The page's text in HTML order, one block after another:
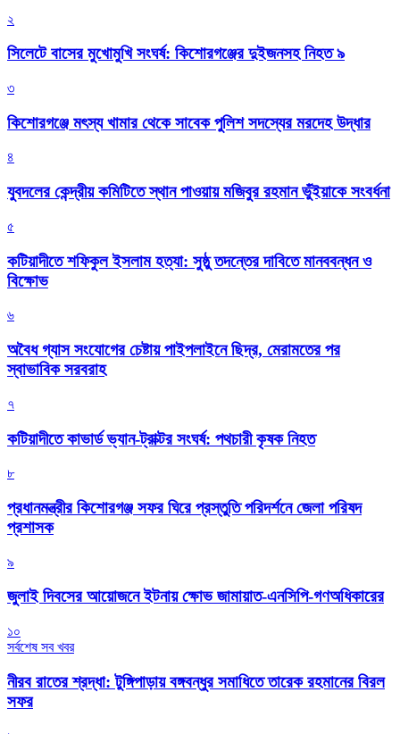
২
সিলেটে বাসের মুখোমুখি সংঘর্ষ: কিশোরগঞ্জের দুইজনসহ নিহত ৯
৩
কিশোরগঞ্জে মৎস্য খামার থেকে সাবেক পুলিশ সদস্যের মরদেহ উদ্ধার
৪
যুবদলের কেন্দ্রীয় কমিটিতে স্থান পাওয়ায় মজিবুর রহমান ভুঁইয়াকে সংবর্ধনা
৫
কটিয়াদীতে শফিকুল ইসলাম হত্যা: সুষ্ঠু তদন্তের দাবিতে মানববন্ধন ও
বিক্ষোভ
৬
অবৈধ গ্যাস সংযোগের চেষ্টায় পাইপলাইনে ছিদ্র, মেরামতের পর
স্বাভাবিক সরবরাহ
৭
কটিয়াদীতে কাভার্ড ভ্যান-ট্রাক্টর সংঘর্ষ: পথচারী কৃষক নিহত
৮
প্রধানমন্ত্রীর কিশোরগঞ্জ সফর ঘিরে প্রস্তুতি পরিদর্শনে জেলা পরিষদ
প্রশাসক
৯
জুলাই দিবসের আয়োজনে ইটনায় ক্ষোভ জামায়াত-এনসিপি-গণঅধিকারের
১০
সর্বশেষ সব খবর
নীরব রাতের শ্রদ্ধা: টুঙ্গিপাড়ায় বঙ্গবন্ধুর সমাধিতে তারেক রহমানের বিরল
সফর